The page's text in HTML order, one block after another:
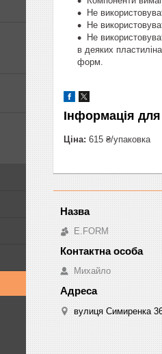
Не
Не
Не
в деяких
форм.
Інформація
Ціна: 615 ₴/упаковка
E.FORM
Михайло
вулиця Симиренка